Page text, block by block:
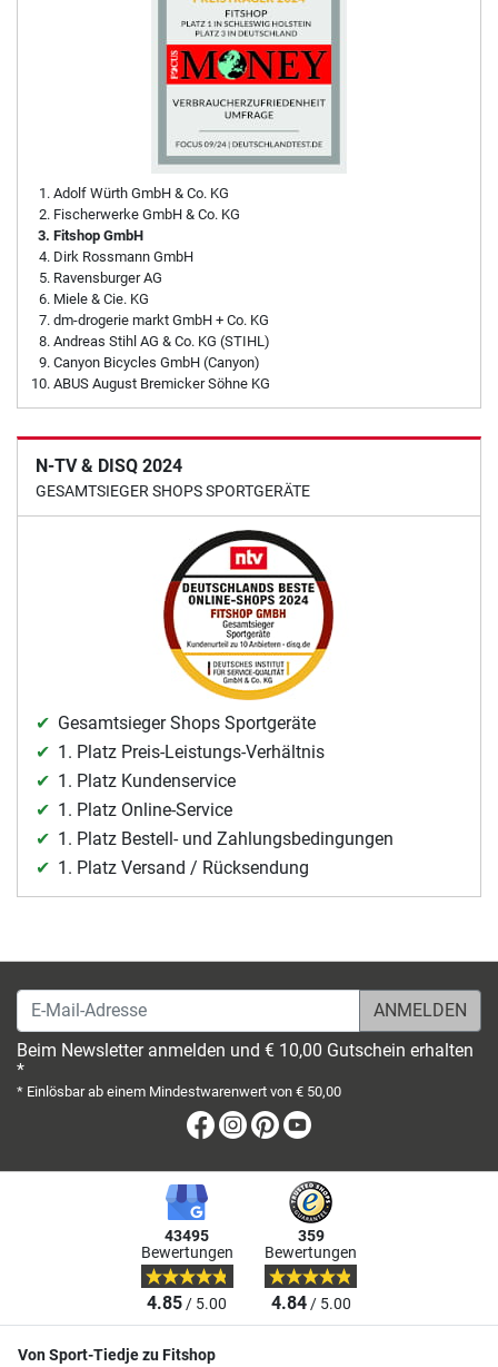
Adolf Würth GmbH & Co. KG
Fischerwerke GmbH & Co. KG
Fitshop GmbH
Dirk Rossmann GmbH
Ravensburger AG
Miele & Cie. KG
dm-drogerie markt GmbH + Co. KG
Andreas Stihl AG & Co. KG (STIHL)
Canyon Bicycles GmbH (Canyon)
ABUS August Bremicker Söhne KG
N-TV & DISQ 2024
GESAMTSIEGER SHOPS SPORTGERÄTE
Gesamtsieger Shops Sportgeräte
1. Platz Preis-Leistungs-Verhältnis
1. Platz Kundenservice
1. Platz Online-Service
1. Platz Bestell- und Zahlungsbedingungen
1. Platz Versand / Rücksendung
E-Mail-Adresse
Beim Newsletter anmelden und € 10,00 Gutschein erhalten
*
* Einlösbar ab einem Mindestwarenwert von € 50,00
Facebook
Instagram
Pinterest
43495
Bewertungen
4.85/ 5.00
359
Bewertungen
4.84/ 5.00
Von Sport-Tiedje zu Fitshop